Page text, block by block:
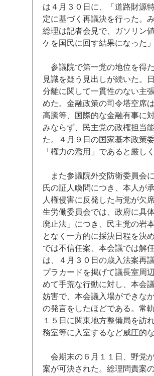
は４月３０日に、「道路財源
定に基づく再議決を行った。
総理は記者会見で、ガソリン
ケを国民に回す結果になった
参議院で第一党の地位を得
見識を疑う見出しが続いた。
分離に関して一貫性のない主
めた。金融政策の司令塔空席
高騰等、国際的な金融有事に
みならず、民主党の政権担当
た。４月９日の国家基本政策
「権力の濫用」であると厳し
また参議院外交防衛委員会
氏の証人喚問につき、本人が
人権侵害に反発した与党が欠
生労働委員会では、政府に具
廃止法」につき、民主党の岩
となく一方的に採決日程を決
では不信任案、本会議では解
は、４月３０日の歳入法案再
プラカードを掲げて議長室周
めて手荒な行動に対し、本会
妨害で、本会議入場ができな
の発言をしたほどである。常
１５日に関東地方整備局を訪
務室等に入室するなど威圧的
会期末の６月１１日、野党
案が可決された。総理問責案